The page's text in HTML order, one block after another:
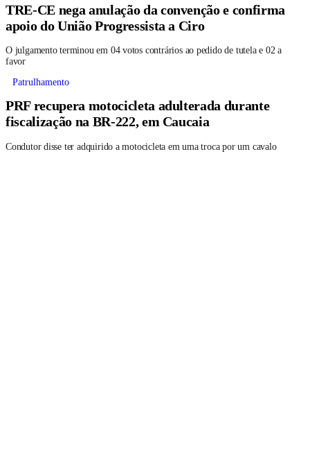
TRE-CE nega anulação da convenção e confirma
apoio do União Progressista a Ciro
O julgamento terminou em 04 votos contrários ao pedido de tutela e 02 a
favor
Patrulhamento
PRF recupera motocicleta adulterada durante
fiscalização na BR-222, em Caucaia
Condutor disse ter adquirido a motocicleta em uma troca por um cavalo